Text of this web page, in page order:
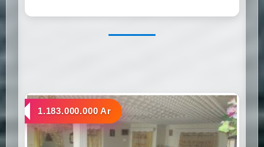
a vendre
1.183.000.000 Ar